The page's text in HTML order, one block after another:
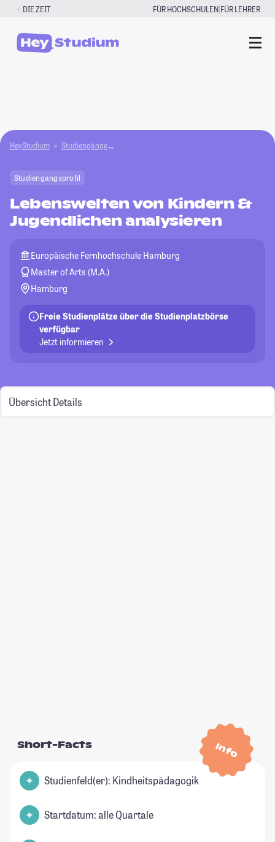
Zum
springen
DIE ZEIT FÜR HOCHSCHULEN|FÜR LEHRER
HeyStudium Studiengänge Lebenswelten von Kindern & Jugendlichen
Studiengangsprofil
Lebenswelten von Kindern &
Jugendlichen analysieren
Europäische Fernhochschule Hamburg
Master of Arts (M.A.)
Hamburg
Freie Studienplätze über die Studienplatzbörse
verfügbar
Jetzt informieren
Übersicht Details
Info
Short-Facts
Studienfeld(er): Kindheitspädagogik
Startdatum: alle Quartale